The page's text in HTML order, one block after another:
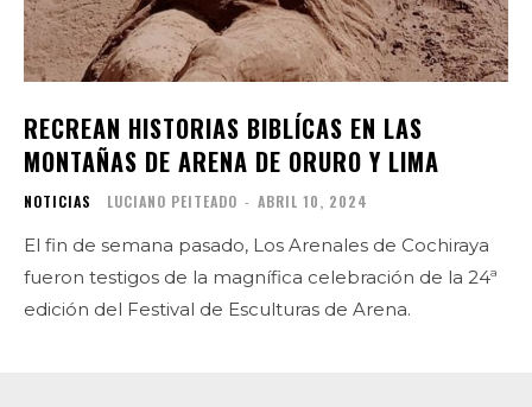
RECREAN HISTORIAS BIBLÍCAS EN LAS
MONTAÑAS DE ARENA DE ORURO Y LIMA
NOTICIAS LUCIANO PEITEADO - ABRIL 10, 2024
El fin de semana pasado, Los Arenales de Cochiraya
fueron testigos de la magnífica celebración de la 24ª
edición del Festival de Esculturas de Arena.